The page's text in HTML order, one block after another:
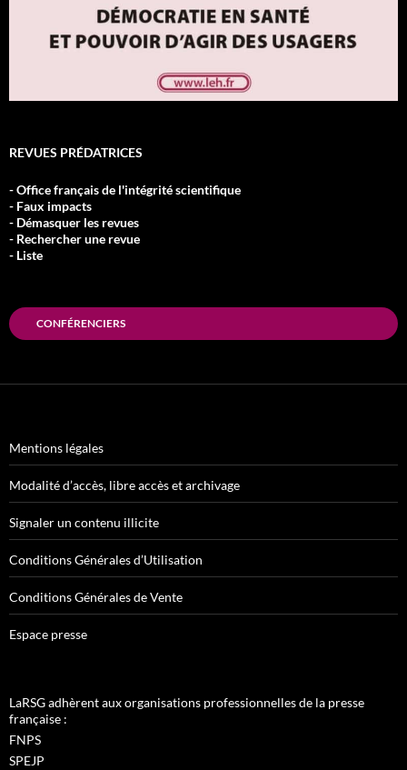
REVUES PRÉDATRICES
- Office français de l'intégrité scientifique
- Faux impacts
- Démasquer les revues
- Rechercher une revue
- Liste
CONFÉRENCIERS
Mentions légales
Modalité d’accès, libre accès et archivage
Signaler un contenu illicite
Conditions Générales d’Utilisation
Conditions Générales de Vente
Espace presse
LaRSG adhèrent aux organisations professionnelles de la presse
française :
FNPS
SPEJP